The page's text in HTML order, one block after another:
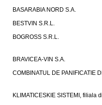
BASARABIA NORD S.A.
BESTVIN S.R.L.
BOGROSS S.R.L.
BRAVICEA-VIN S.A.
COMBINATUL DE PANIFICATIE
KLIMATICESKIE SISTEMI, filiala